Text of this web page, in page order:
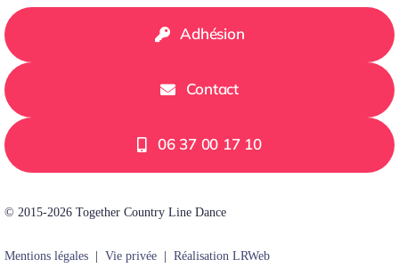
Adhésion
Contact
06 37 00 17 10
© 2015-2026 Together Country Line Dance
Mentions légales| Vie privée| Réalisation LRWeb